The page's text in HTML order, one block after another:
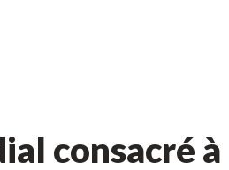
consacré à